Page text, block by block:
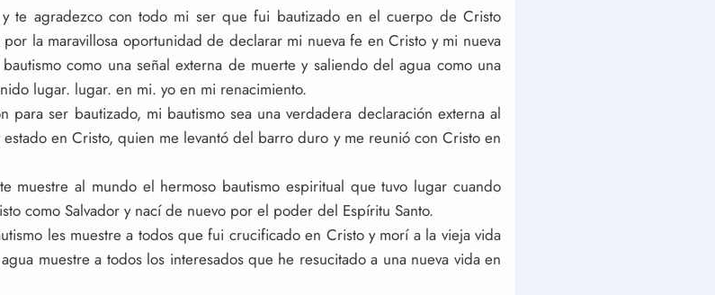
te agradezco con todo mi ser que fui bautizado en el cuerpo de Cristo
la maravillosa oportunidad de declarar mi nueva fe en Cristo y mi nueva
como una señal externa de muerte y saliendo del agua como una
lugar. lugar. en mi. yo en mi renacimiento.
ser bautizado, mi bautismo sea una verdadera declaración externa al
en Cristo, quien me levantó del barro duro y me reunió con Cristo en
muestre al mundo el hermoso bautismo espiritual que tuvo lugar cuando
como Salvador y nací de nuevo por el poder del Espíritu Santo.
les muestre a todos que fui crucificado en Cristo y morí a la vieja vida
muestre a todos los interesados ​​que he resucitado a una nueva vida en